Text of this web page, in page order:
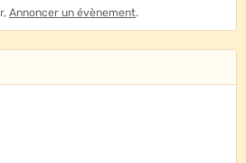
Annoncer un évènement.